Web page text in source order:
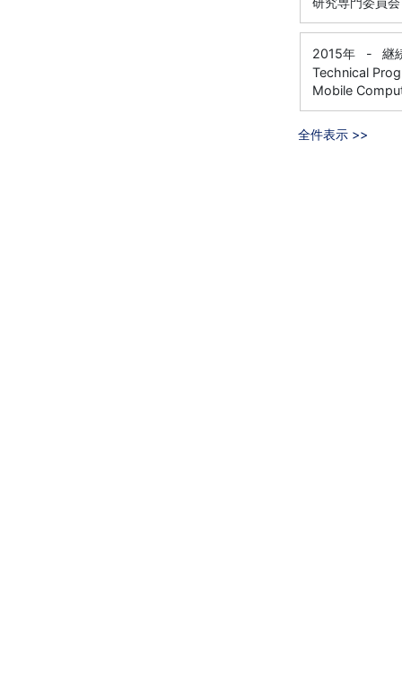
2015年 -
継
Technical
Mobile
全件表示 >>